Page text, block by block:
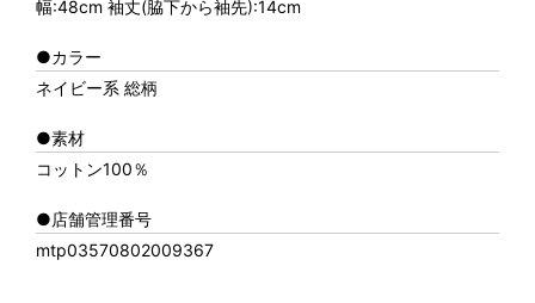
幅:48cm 袖丈(脇下から袖先):14cm
●カラー
ネイビー系 総柄
●素材
コットン100％
●店舗管理番号
mtp03570802009367